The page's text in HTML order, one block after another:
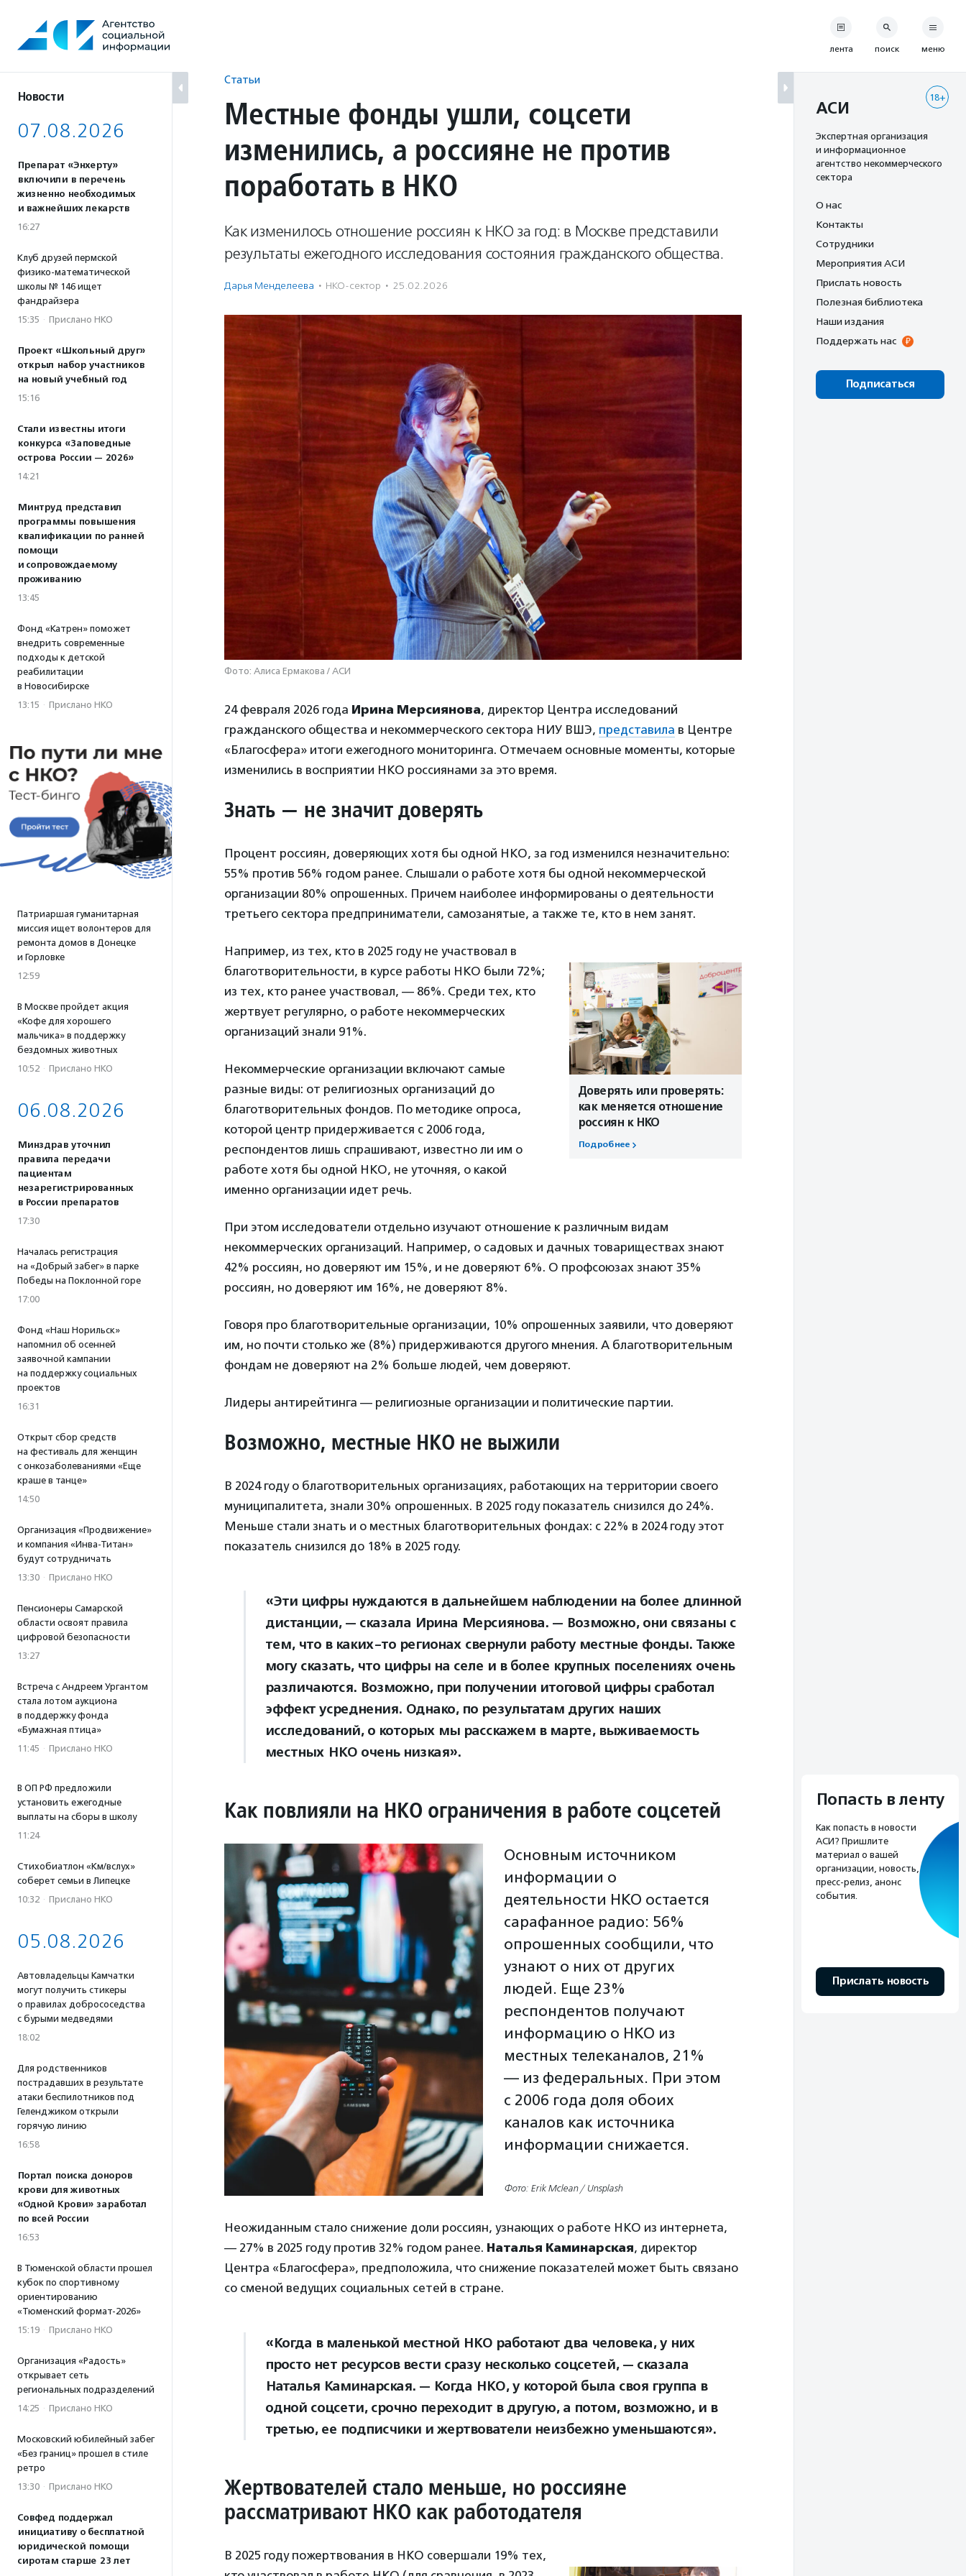
содержанию
Новости
07.08.2026
Препарат «Энхерту»
включили в перечень
жизненно необходимых
и важнейших лекарств
16:27
Клуб друзей пермской
физико-математической
школы № 146 ищет
фандрайзера
15:35 · Прислано НКО
Проект «Школьный друг»
открыл набор участников
на новый учебный год
15:16
Стали известны итоги
конкурса «Заповедные
острова России — 2026»
14:21
Минтруд представил
программы повышения
квалификации по ранней
помощи
и сопровождаемому
проживанию
13:45
Фонд «Катрен» поможет
внедрить современные
подходы к детской
реабилитации
в Новосибирске
13:15 · Прислано НКО
Патриаршая гуманитарная
миссия ищет волонтеров для
ремонта домов в Донецке
и Горловке
12:59
В Москве пройдет акция
«Кофе для хорошего
мальчика» в поддержку
бездомных животных
10:52 · Прислано НКО
06.08.2026
Минздрав уточнил
правила передачи
пациентам
незарегистрированных
в России препаратов
17:30
Началась регистрация
на «Добрый забег» в парке
Победы на Поклонной горе
17:00
Фонд «Наш Норильск»
напомнил об осенней
заявочной кампании
на поддержку социальных
проектов
16:31
Открыт сбор средств
на фестиваль для женщин
с онкозаболеваниями «Еще
краше в танце»
14:50
Организация «Продвижение»
и компания «Инва-Титан»
будут сотрудничать
13:30 · Прислано НКО
Пенсионеры Самарской
области освоят правила
цифровой безопасности
13:27
Встреча с Андреем Ургантом
стала лотом аукциона
в поддержку фонда
«Бумажная птица»
11:45 · Прислано НКО
В ОП РФ предложили
установить ежегодные
выплаты на сборы в школу
11:24
Стихобиатлон «Км/вслух»
соберет семьи в Липецке
10:32 · Прислано НКО
05.08.2026
Автовладельцы Камчатки
могут получить стикеры
о правилах добрососедства
с бурыми медведями
18:02
Для родственников
пострадавших в результате
атаки беспилотников под
Геленджиком открыли
горячую линию
16:58
Портал поиска доноров
крови для животных
«Одной Крови» заработал
по всей России
16:53
В Тюменской области прошел
кубок по спортивному
ориентированию
«Тюменский формат-2026»
15:19 · Прислано НКО
Организация «Радость»
открывает сеть
региональных подразделений
14:25 · Прислано НКО
Московский юбилейный забег
«Без границ» прошел в стиле
ретро
13:30 · Прислано НКО
Совфед поддержал
инициативу о бесплатной
юридической помощи
сиротам старше 23 лет
Статьи
Местные фонды ушли, соцсети
изменились, а россияне не против
поработать в НКО
Как изменилось отношение россиян к НКО за год: в Москве представили
результаты ежегодного исследования состояния гражданского общества.
Дарья Менделеева · НКО-сектор · 25.02.2026
Фото: Алиса Ермакова / АСИ
24 февраля 2026 года Ирина Мерсиянова, директор Центра исследований
гражданского общества и некоммерческого сектора НИУ ВШЭ, представила в Центре
«Благосфера» итоги ежегодного мониторинга. Отмечаем основные моменты, которые
изменились в восприятии НКО россиянами за это время.
Знать — не значит доверять
Процент россиян, доверяющих хотя бы одной НКО, за год изменился незначительно:
55% против 56% годом ранее. Слышали о работе хотя бы одной некоммерческой
организации 80% опрошенных. Причем наиболее информированы о деятельности
третьего сектора предприниматели, самозанятые, а также те, кто в нем занят.
Доверять или проверять:
как меняется отношение
россиян к НКО
Подробнее
Например, из тех, кто в 2025 году не участвовал в
благотворительности, в курсе работы НКО были 72%;
из тех, кто ранее участвовал, — 86%. Среди тех, кто
жертвует регулярно, о работе некоммерческих
организаций знали 91%.
Некоммерческие организации включают самые
разные виды: от религиозных организаций до
благотворительных фондов. По методике опроса,
которой центр придерживается с 2006 года,
респондентов лишь спрашивают, известно ли им о
работе хотя бы одной НКО, не уточняя, о какой
именно организации идет речь.
При этом исследователи отдельно изучают отношение к различным видам
некоммерческих организаций. Например, о садовых и дачных товариществах знают
42% россиян, но доверяют им 15%, и не доверяют 6%. О профсоюзах знают 35%
россиян, но доверяют им 16%, не доверяют 8%.
Говоря про благотворительные организации, 10% опрошенных заявили, что доверяют
им, но почти столько же (8%) придерживаются другого мнения. А благотворительным
фондам не доверяют на 2% больше людей, чем доверяют.
Лидеры антирейтинга — религиозные организации и политические партии.
Возможно, местные НКО не выжили
В 2024 году о благотворительных организациях, работающих на территории своего
муниципалитета, знали 30% опрошенных. В 2025 году показатель снизился до 24%.
Меньше стали знать и о местных благотворительных фондах: с 22% в 2024 году этот
показатель снизился до 18% в 2025 году.
«Эти цифры нуждаются в дальнейшем наблюдении на более длинной
дистанции, — сказала Ирина Мерсиянова. — Возможно, они связаны с
тем, что в каких-то регионах свернули работу местные фонды. Также
могу сказать, что цифры на селе и в более крупных поселениях очень
различаются. Возможно, при получении итоговой цифры сработал
эффект усреднения. Однако, по результатам других наших
исследований, о которых мы расскажем в марте, выживаемость
местных НКО очень низкая».
Как повлияли на НКО ограничения в работе соцсетей
Основным источником
информации о
деятельности НКО остается
сарафанное радио: 56%
опрошенных сообщили, что
узнают о них от других
людей. Еще 23%
респондентов получают
информацию о НКО из
местных телеканалов, 21%
— из федеральных. При этом
с 2006 года доля обоих
каналов как источника
информации снижается.
Фото: Erik Mclean / Unsplash
Неожиданным стало снижение доли россиян, узнающих о работе НКО из интернета,
— 27% в 2025 году против 32% годом ранее. Наталья Каминарская, директор
Центра «Благосфера», предположила, что снижение показателей может быть связано
со сменой ведущих социальных сетей в стране.
«Когда в маленькой местной НКО работают два человека, у них
просто нет ресурсов вести сразу несколько соцсетей, — сказала
Наталья Каминарская. — Когда НКО, у которой была своя группа в
одной соцсети, срочно переходит в другую, а потом, возможно, и в
третью, ее подписчики и жертвователи неизбежно уменьшаются».
Жертвователей стало меньше, но россияне
рассматривают НКО как работодателя
В 2025 году пожертвования в НКО совершали 19% тех,
лента поиск меню
18+
АСИ
Экспертная организация
и информационное
агентство некоммерческого
сектора
О нас
Контакты
Сотрудники
Мероприятия АСИ
Прислать новость
Полезная библиотека
Наши издания
Поддержать нас
Подписаться
Попасть в ленту
Как попасть в новости
АСИ? Пришлите
материал о вашей
организации, новость,
пресс-релиз, анонс
события.
Прислать новость